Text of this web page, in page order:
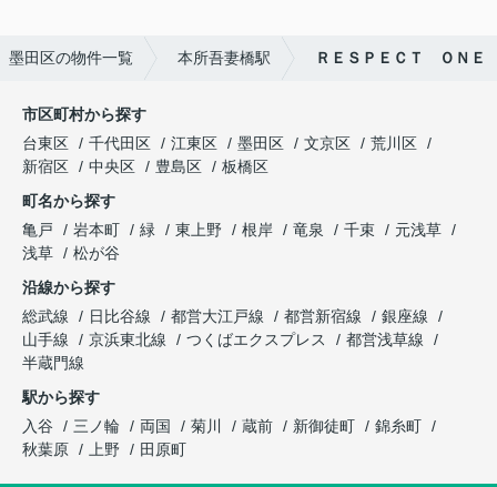
墨田区の物件一覧 本所吾妻橋駅 ＲＥＳＰＥＣＴ ＯＮＥ
市区町村から探す
台東区
千代田区 江東区 墨田区 文京区
荒川区
新宿区
中央区 豊島区
板橋区
町名から探す
亀戸
岩本町 緑 東上野 根岸 竜泉 千束
元浅草
浅草
松が谷
沿線から探す
総武線
日比谷線 都営大江戸線 都営新宿線
銀座線
山手線
京浜東北線 つくばエクスプレス
都営浅草線
半蔵門線
駅から探す
入谷
三ノ輪 両国 菊川 蔵前 新御徒町
錦糸町
秋葉原
上野 田原町